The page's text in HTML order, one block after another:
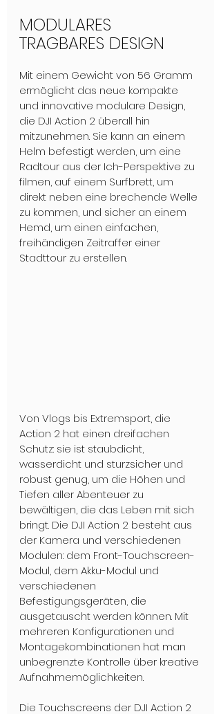
MODULARES
TRAGBARES DESIGN
Mit einem Gewicht von 56 Gramm
ermöglicht das neue kompakte
und innovative modulare Design,
die DJI Action 2 überall hin
mitzunehmen. Sie kann an einem
Helm befestigt werden, um eine
Radtour aus der Ich-Perspektive zu
filmen, auf einem Surfbrett, um
direkt neben eine brechende Welle
zu kommen, und sicher an einem
Hemd, um einen einfachen,
freihändigen Zeitraffer einer
Stadttour zu erstellen.
Von Vlogs bis Extremsport, die
Action 2 hat einen dreifachen
Schutz: sie ist staubdicht,
wasserdicht und sturzsicher und
robust genug, um die Höhen und
Tiefen aller Abenteuer zu
bewältigen, die das Leben mit sich
bringt. Die DJI Action 2 besteht aus
der Kamera und verschiedenen
Modulen: dem Front-Touchscreen-
Modul, dem Akku-Modul und
verschiedenen
Befestigungsgeräten, die
ausgetauscht werden können. Mit
mehreren Konfigurationen und
Montagekombinationen hat man
unbegrenzte Kontrolle über kreative
Aufnahmemöglichkeiten.
Die Touchscreens der DJI Action 2